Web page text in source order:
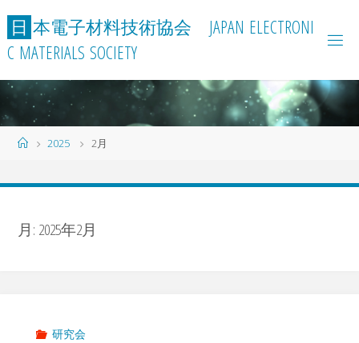
テ
ツ
ス
プ
日 本電子材料技術協会 JAPAN ELECTRONI
C MATERIALS SOCIETY
ホ
2025 2月
月: 2025年2月
研究会